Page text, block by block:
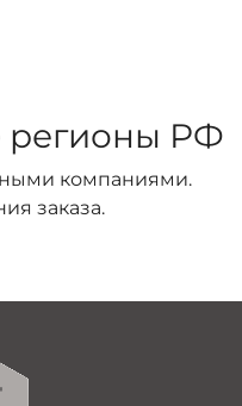
регионы РФ
компаниями.
заказа.